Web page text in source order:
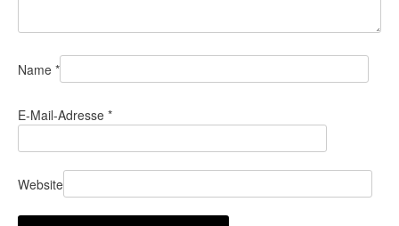
Name *
E-Mail-Adresse *
Website